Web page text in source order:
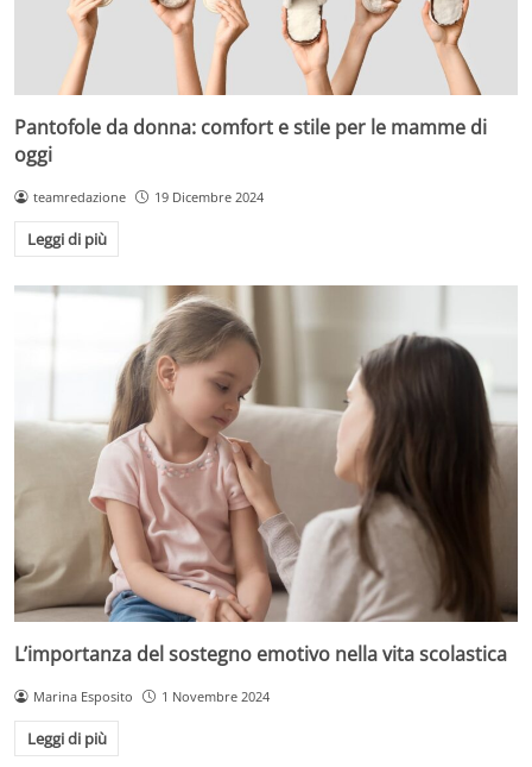
Pantofole da donna: comfort e stile per le mamme di
oggi
teamredazione 19 Dicembre 2024
Leggi di più
L’importanza del sostegno emotivo nella vita scolastica
Marina Esposito 1 Novembre 2024
Leggi di più